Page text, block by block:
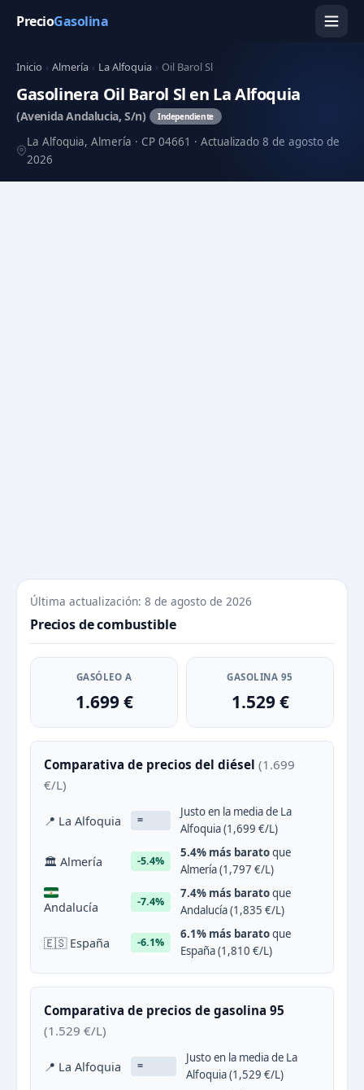
PrecioGasolina
Inicio › Almería › La Alfoquia › Oil Barol Sl
Gasolinera Oil Barol Sl en La Alfoquia
(Avenida Andalucia, S/n) Independiente
La Alfoquia, Almería · CP 04661 · Actualizado 8 de agosto de
2026
Última actualización: 8 de agosto de 2026
Precios de combustible
GASÓLEO A
1.699 €
GASOLINA 95
1.529 €
Comparativa de precios del diésel (1.699
€/L)
📍 La Alfoquia =
Justo en la media de La
Alfoquia (1,699 €/L)
🏛 Almería -5.4%
5.4% más baratoque
Almería (1,797 €/L)
Andalucía -7.4%
7.4% más baratoque
Andalucía (1,835 €/L)
🇪🇸 España -6.1%
6.1% más baratoque
España (1,810 €/L)
Comparativa de precios de gasolina 95
(1.529 €/L)
📍 La Alfoquia =
Justo en la media de La
Alfoquia (1,529 €/L)